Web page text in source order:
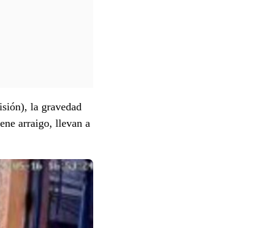
la gravedad
arraigo, llevan a